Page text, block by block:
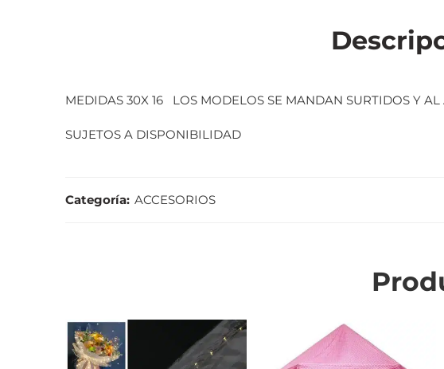
MEDIDAS 30X 16 LOS MODELOS SE MANDAN SURTIDOS Y AL
SUJETOS A DISPONIBILIDAD
Categoría: ACCESORIOS